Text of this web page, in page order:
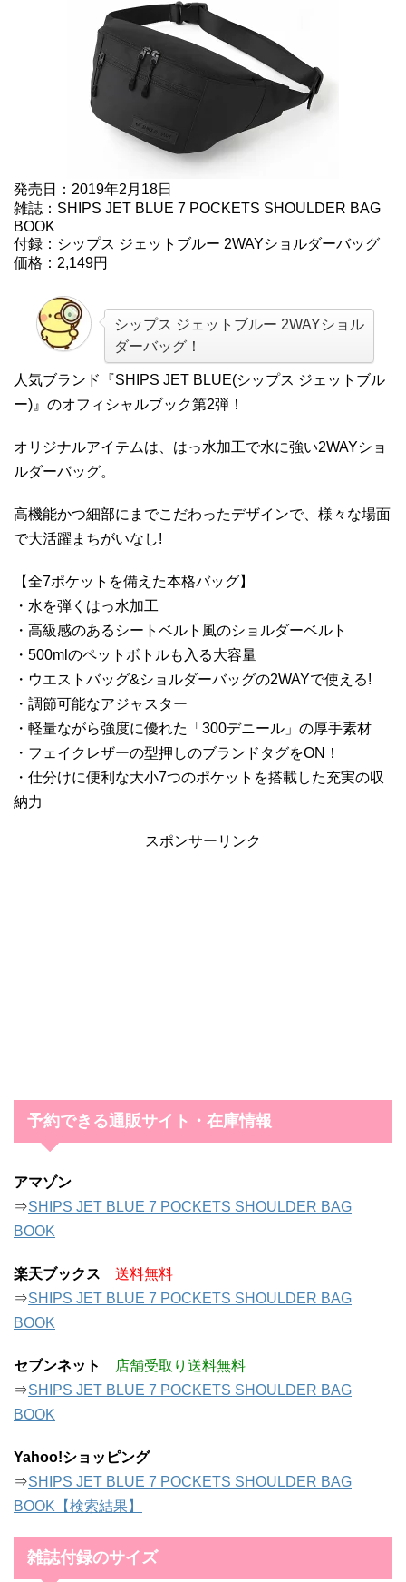
発売日：2019年2月18日
雑誌：SHIPS JET BLUE 7 POCKETS SHOULDER BAG
BOOK
付録：シップス ジェットブルー 2WAYショルダーバッグ
価格：2,149円
シップス ジェットブルー 2WAYショル
ダーバッグ！
人気ブランド『SHIPS JET BLUE(シップス ジェットブル
ー)』のオフィシャルブック第2弾！
オリジナルアイテムは、はっ水加工で水に強い2WAYショ
ルダーバッグ。
高機能かつ細部にまでこだわったデザインで、様々な場面
で大活躍まちがいなし!
【全7ポケットを備えた本格バッグ】
・水を弾くはっ水加工
・高級感のあるシートベルト風のショルダーベルト
・500mlのペットボトルも入る大容量
・ウエストバッグ&ショルダーバッグの2WAYで使える!
・調節可能なアジャスター
・軽量ながら強度に優れた「300デニール」の厚手素材
・フェイクレザーの型押しのブランドタグをON！
・仕分けに便利な大小7つのポケットを搭載した充実の収
納力
スポンサーリンク
予約できる通販サイト・在庫情報
アマゾン
⇒SHIPS JET BLUE 7 POCKETS SHOULDER BAG
BOOK
楽天ブックス
送料無料
⇒SHIPS JET BLUE 7 POCKETS SHOULDER BAG
BOOK
セブンネット
店舗受取り送料無料
⇒SHIPS JET BLUE 7 POCKETS SHOULDER BAG
BOOK
Yahoo!ショッピング
⇒SHIPS JET BLUE 7 POCKETS SHOULDER BAG
BOOK【検索結果】
雑誌付録のサイズ